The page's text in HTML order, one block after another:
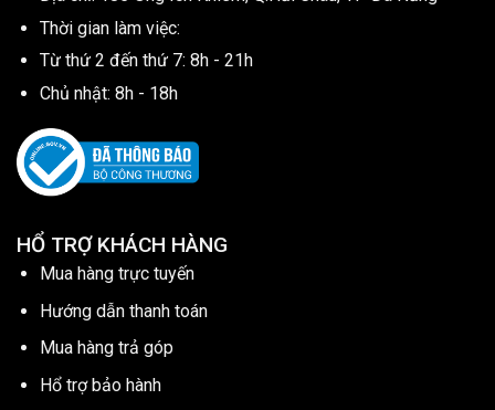
Thời gian làm việc:
Từ thứ 2 đến thứ 7: 8h - 21h
Chủ nhật: 8h - 18h
HỔ TRỢ KHÁCH HÀNG
Mua hàng trực tuyến
Hướng dẫn thanh toán
Mua hàng trả góp
Hổ trợ bảo hành